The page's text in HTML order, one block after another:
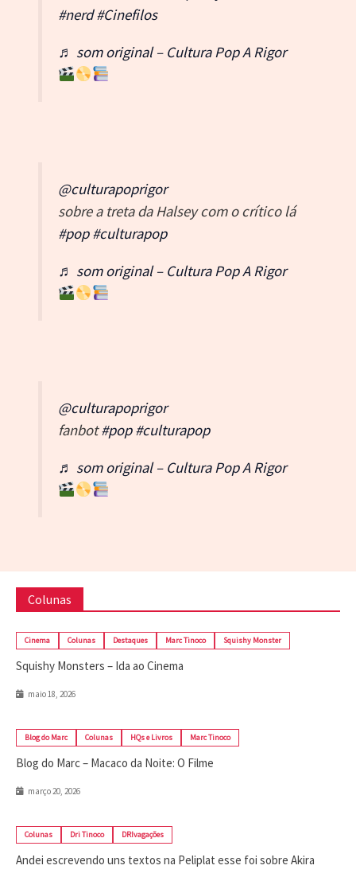
#nerd #Cinefilos
♬ som original – Cultura Pop A Rigor
@culturapoprigor
sobre a treta da Halsey com o crítico lá
#pop #culturapop
♬ som original – Cultura Pop A Rigor
@culturapoprigor
fanbot#pop #culturapop
♬ som original – Cultura Pop A Rigor
Colunas
Cinema Colunas Destaques Marc Tinoco Squishy Monster
Squishy Monsters – Ida ao Cinema
maio 18, 2026
Blog do Marc Colunas HQs e Livros Marc Tinoco
Blog do Marc – Macaco da Noite: O Filme
março 20, 2026
Colunas Dri Tinoco DRIvagações
Andei escrevendo uns textos na Peliplat esse foi sobre Akira